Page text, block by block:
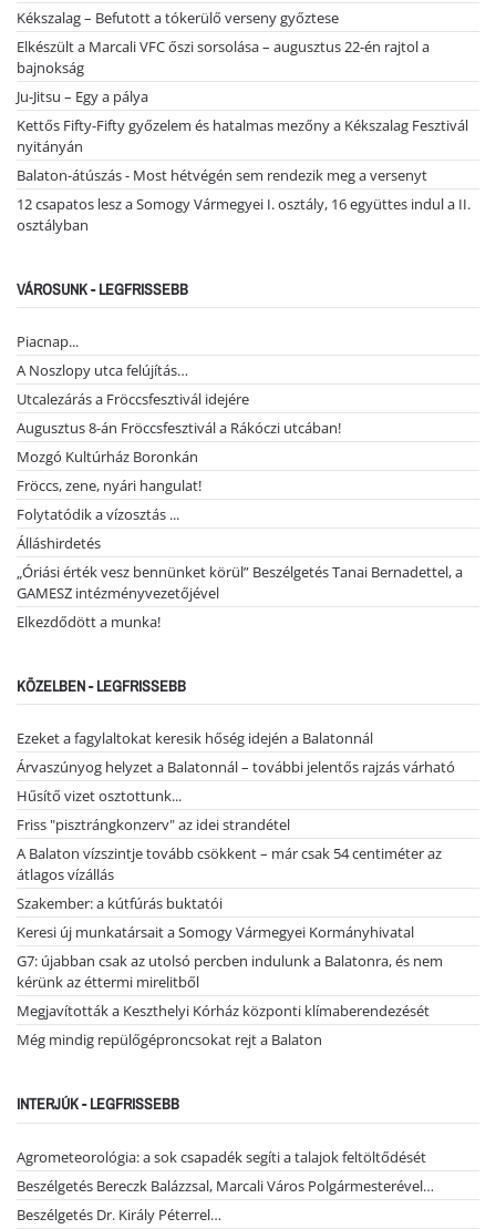
Kékszalag – Befutott a tókerülő verseny győztese
Elkészült a Marcali VFC őszi sorsolása – augusztus 22-én rajtol a
bajnokság
Ju-Jitsu – Egy a pálya
Kettős Fifty-Fifty győzelem és hatalmas mezőny a Kékszalag Fesztivál
nyitányán
Balaton-átúszás - Most hétvégén sem rendezik meg a versenyt
12 csapatos lesz a Somogy Vármegyei I. osztály, 16 együttes indul a II.
osztályban
VÁROSUNK - LEGFRISSEBB
Piacnap...
A Noszlopy utca felújítás…
Utcalezárás a Fröccsfesztivál idejére
Augusztus 8-án Fröccsfesztivál a Rákóczi utcában!
Mozgó Kultúrház Boronkán
Fröccs, zene, nyári hangulat!
Folytatódik a vízosztás ...
Álláshirdetés
„Óriási érték vesz bennünket körül” Beszélgetés Tanai Bernadettel, a
GAMESZ intézményvezetőjével
Elkezdődött a munka!
KÖZELBEN - LEGFRISSEBB
Ezeket a fagylaltokat keresik hőség idején a Balatonnál
Árvaszúnyog helyzet a Balatonnál – további jelentős rajzás várható
Hűsítő vizet osztottunk...
Friss "pisztrángkonzerv" az idei strandétel
A Balaton vízszintje tovább csökkent – már csak 54 centiméter az
átlagos vízállás
Szakember: a kútfúrás buktatói
Keresi új munkatársait a Somogy Vármegyei Kormányhivatal
G7: újabban csak az utolsó percben indulunk a Balatonra, és nem
kérünk az éttermi mirelitből
Megjavították a Keszthelyi Kórház központi klímaberendezését
Még mindig repülőgéproncsokat rejt a Balaton
INTERJÚK - LEGFRISSEBB
Agrometeorológia: a sok csapadék segíti a talajok feltöltődését
Beszélgetés Bereczk Balázzsal, Marcali Város Polgármesterével…
Beszélgetés Dr. Király Péterrel…